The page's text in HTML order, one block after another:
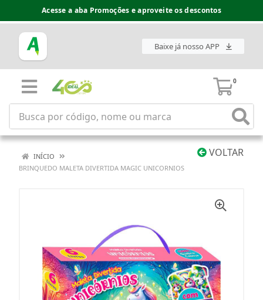
Acesse a aba Promoções e aproveite os descontos
Baixe já nosso APP
0
VOLTAR
INÍCIO
BRINQUEDO MALETA DIVERTIDA MAGIC UNICORNIOS